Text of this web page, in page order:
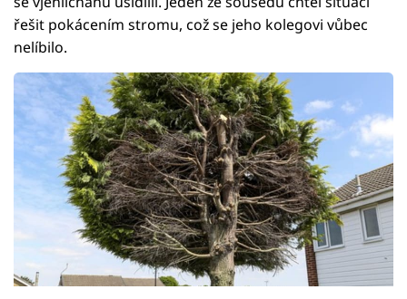
řešit pokácením stromu, což se jeho kolegovi vůbec
nelíbilo.